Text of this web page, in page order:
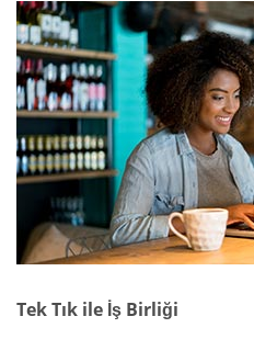
Tek Tık ile İş Birliği